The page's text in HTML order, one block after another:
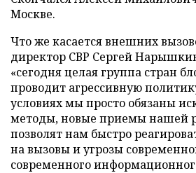
Москве.
Что же касается внешних
директор СВР Сергей
«сегодня целая группа стран
проводит агрессивную
условиях мы просто обязаны
методы, новые приемы нашей
позволят нам быстро
на вызовы и угрозы
современного